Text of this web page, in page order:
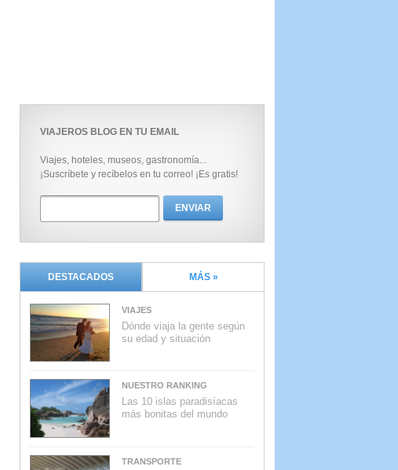
VIAJEROS BLOG EN TU EMAIL
Viajes, hoteles, museos, gastronomía...
¡Suscríbete y recíbelos en tu correo! ¡Es gratis!
DESTACADOS MÁS »
VIAJES
Dónde viaja la gente según
su edad y situación
NUESTRO RANKING
Las 10 islas paradisíacas
más bonitas del mundo
TRANSPORTE